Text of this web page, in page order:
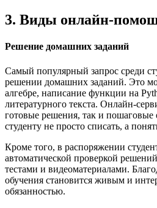
3. Виды онлайн-
Решение домашних заданий
Самый популярный запрос среди
решении домашних заданий. Это
алгебре, написание функции на
литературного текста. Онлайн-
готовые решения, так и пошаговые
студенту не просто списать, а
Кроме того, в распоряжении
автоматической проверкой
тестами и видеоматериалами.
обучения становится живым и
обязанностью.